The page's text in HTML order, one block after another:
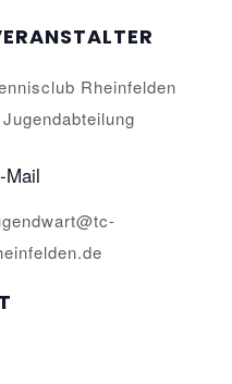
Rheinfelden
Mail